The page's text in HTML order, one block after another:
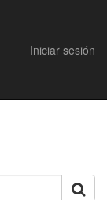
Iniciar sesión